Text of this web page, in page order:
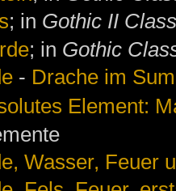
; in Gothic II
; in Gothic
- Drache im
Element:
Wasser, Feuer